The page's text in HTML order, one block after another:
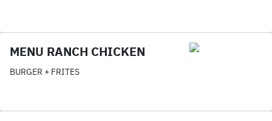
MENU RANCH CHICKEN
BURGER + FRITES